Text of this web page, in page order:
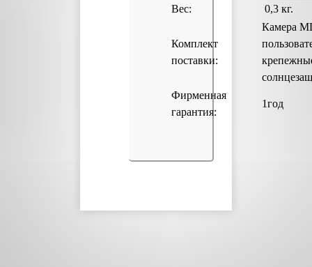
Вес: 0,3 кг.
Комплект
поставки:
Камера
Фирменная
гарантия:
1год